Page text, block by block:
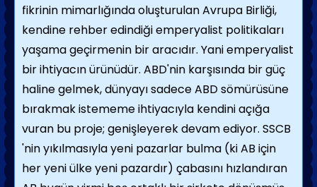
fikrinin mimarlığında oluşturulan Avrupa Birliği,
kendine rehber edindiği emperyalist politikaları
yaşama geçirmenin bir aracıdır. Yani emperyalist
bir ihtiyacın ürünüdür. ABD'nin karşısında bir güç
haline gelmek, dünyayı sadece ABD sömürüsüne
bırakmak istememe ihtiyacıyla kendini açığa
vuran bu proje; genişleyerek devam ediyor. SSCB
'nin yıkılmasıyla yeni pazarlar bulma (ki AB için
her yeni ülke yeni pazardır) çabasını hızlandıran